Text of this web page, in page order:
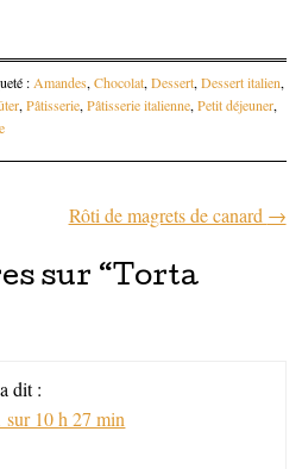
: Amandes,Chocolat,Dessert,Dessert italien,
,Pâtisserie,Pâtisserie italienne,Petit déjeuner,
articles
Rôti de magrets de canard →
sur “Torta
a dit :
sur 10 h 27 min